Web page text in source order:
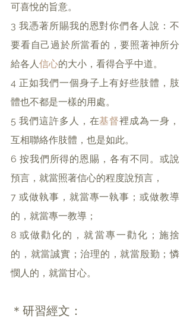
可喜悅的旨意。
3 我憑著所賜我的恩對你們各人說：不
要看自己過於所當看的，要照著神所分
給各人信心的大小，看得合乎中道。
4 正如我們一個身子上有好些肢體，肢
體也不都是一樣的用處。
5 我們這許多人，在基督裡成為一身，
互相聯絡作肢體，也是如此。
6 按我們所得的恩賜，各有不同。或說
預言，就當照著信心的程度說預言，
7 或做執事，就當專一執事；或做教導
的，就當專一教導；
8 或做勸化的，就當專一勸化；施捨
的，就當誠實；治理的，就當殷勤；憐
憫人的，就當甘心。
＊研習經文：